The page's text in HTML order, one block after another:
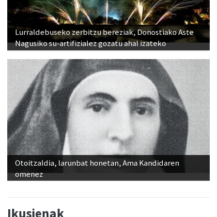
Lurraldebuseko zerbitzu bereziak, Donostiako Aste
Nagusiko su-artifizialez gozatu ahal izateko
Otoitzaldia, larunbat honetan, Ama Kandidaren
omenez
Ikusienak